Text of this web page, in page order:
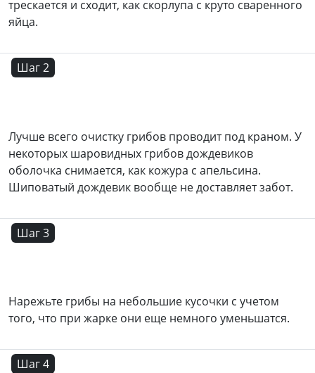
трескается и сходит, как скорлупа с круто сваренного
яйца.
Шаг 2
Лучше всего очистку грибов проводит под краном. У
некоторых шаровидных грибов дождевиков
оболочка снимается, как кожура с апельсина.
Шиповатый дождевик вообще не доставляет забот.
Шаг 3
Нарежьте грибы на небольшие кусочки с учетом
того, что при жарке они еще немного уменьшатся.
Шаг 4